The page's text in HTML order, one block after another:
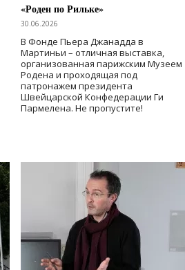
«Роден по Рильке»
30.06.2026
В Фонде Пьера Джанадда в
Мартиньи – отличная выставка,
организованная парижским Музеем
Родена и проходящая под
патронажем президента
Швейцарской Конфедерации Ги
Пармелена. Не пропустите!